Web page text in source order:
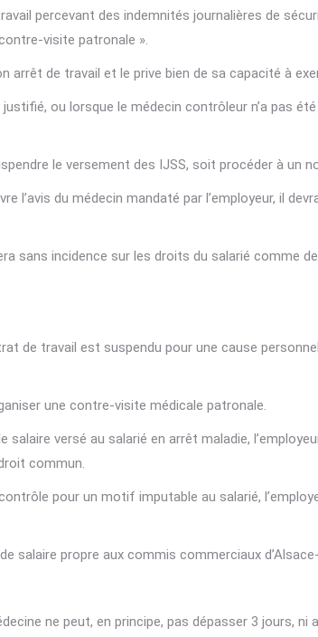
percevant des indemnités journalières de
visite patronale ».
de travail et le prive bien de sa capacité à
ou lorsque le médecin contrôleur n’a pas
le versement des IJSS, soit procéder à un
l’avis du médecin mandaté par l’employeur, il
incidence sur les droits du salarié comme de
de travail est suspendu pour une cause
une contre-visite médicale patronale.
versé au salarié en arrêt maladie,
commun.
pour un motif imputable au salarié,
salaire propre aux commis commerciaux
ne peut, en principe, pas dépasser 3 jours,